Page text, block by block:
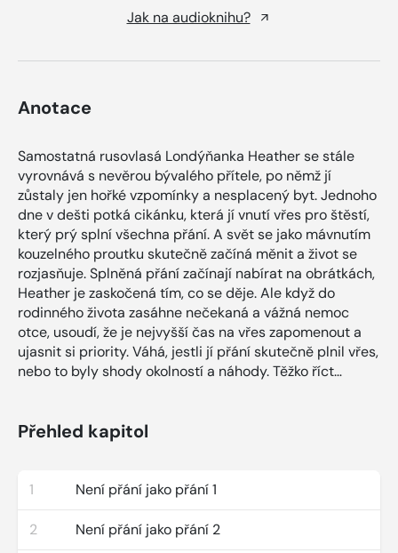
Jak na audioknihu?
Anotace
Samostatná rusovlasá Londýňanka Heather se stále
vyrovnává s nevěrou bývalého přítele, po němž jí
zůstaly jen hořké vzpomínky a nesplacený byt. Jednoho
dne v dešti potká cikánku, která jí vnutí vřes pro štěstí,
který prý splní všechna přání. A svět se jako mávnutím
kouzelného proutku skutečně začíná měnit a život se
rozjasňuje. Splněná přání začínají nabírat na obrátkách,
Heather je zaskočená tím, co se děje. Ale když do
rodinného života zasáhne nečekaná a vážná nemoc
otce, usoudí, že je nejvyšší čas na vřes zapomenout a
ujasnit si priority. Váhá, jestli jí přání skutečně plnil vřes,
nebo to byly shody okolností a náhody. Těžko říct…
Přehled kapitol
1 Není přání jako přání 1
2 Není přání jako přání 2